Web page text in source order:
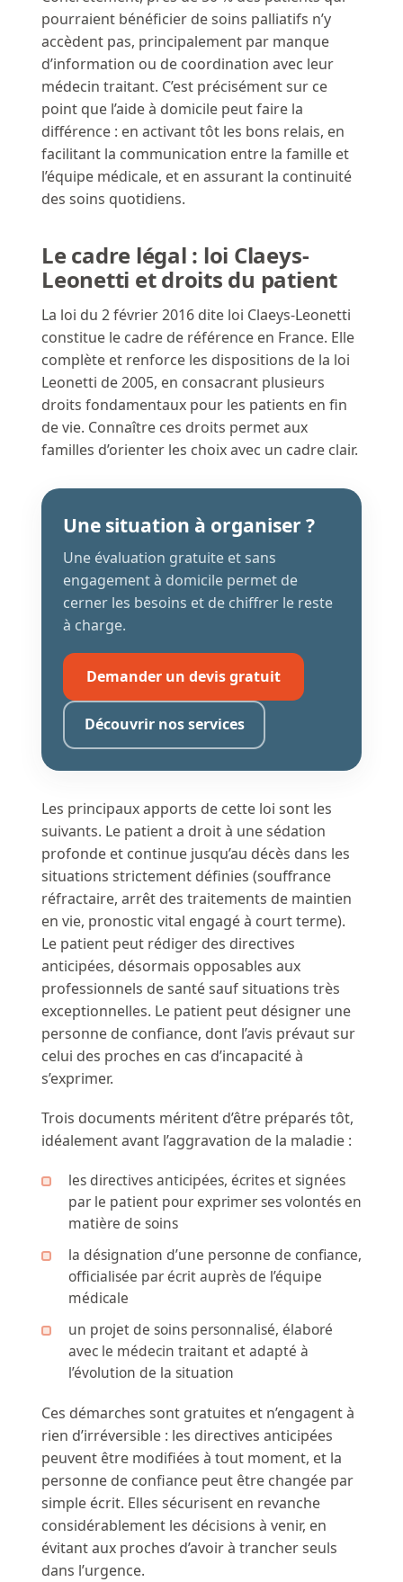
pourraient bénéficier de soins palliatifs n’y
accèdent pas, principalement par manque
d’information ou de coordination avec leur
médecin traitant. C’est précisément sur ce
point que l’aide à domicile peut faire la
différence : en activant tôt les bons relais, en
facilitant la communication entre la famille et
l’équipe médicale, et en assurant la continuité
des soins quotidiens.
Le cadre légal : loi Claeys-
Leonetti et droits du patient
La loi du 2 février 2016 dite loi Claeys-Leonetti
constitue le cadre de référence en France. Elle
complète et renforce les dispositions de la loi
Leonetti de 2005, en consacrant plusieurs
droits fondamentaux pour les patients en fin
de vie. Connaître ces droits permet aux
familles d’orienter les choix avec un cadre clair.
Une situation à organiser ?
Une évaluation gratuite et sans
engagement à domicile permet de
cerner les besoins et de chiffrer le reste
à charge.
Demander un devis gratuit
Découvrir nos services
Les principaux apports de cette loi sont les
suivants. Le patient a droit à une sédation
profonde et continue jusqu’au décès dans les
situations strictement définies (souffrance
réfractaire, arrêt des traitements de maintien
en vie, pronostic vital engagé à court terme).
Le patient peut rédiger des directives
anticipées, désormais opposables aux
professionnels de santé sauf situations très
exceptionnelles. Le patient peut désigner une
personne de confiance, dont l’avis prévaut sur
celui des proches en cas d’incapacité à
s’exprimer.
Trois documents méritent d’être préparés tôt,
idéalement avant l’aggravation de la maladie :
les directives anticipées, écrites et signées
par le patient pour exprimer ses volontés en
matière de soins
la désignation d’une personne de confiance,
officialisée par écrit auprès de l’équipe
médicale
un projet de soins personnalisé, élaboré
avec le médecin traitant et adapté à
l’évolution de la situation
Ces démarches sont gratuites et n’engagent à
rien d’irréversible : les directives anticipées
peuvent être modifiées à tout moment, et la
personne de confiance peut être changée par
simple écrit. Elles sécurisent en revanche
considérablement les décisions à venir, en
évitant aux proches d’avoir à trancher seuls
dans l’urgence.